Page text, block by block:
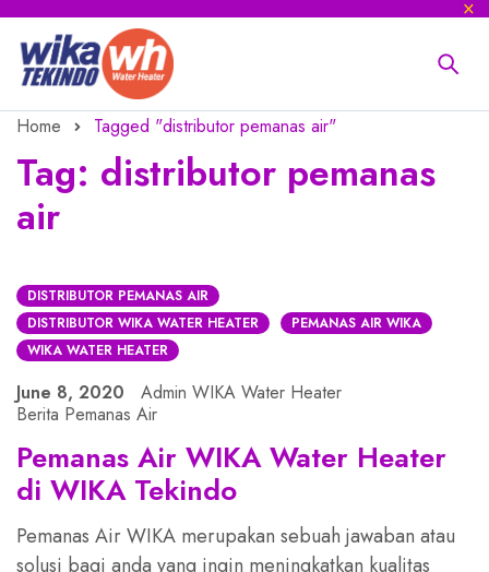
Home Tagged "distributor pemanas air"
Tag: distributor pemanas
air
DISTRIBUTOR PEMANAS AIR
DISTRIBUTOR WIKA WATER HEATER
PEMANAS AIR WIKA
WIKA WATER HEATER
June 8, 2020
Admin WIKA Water Heater
Berita Pemanas Air
Pemanas Air WIKA Water Heater
di WIKA Tekindo
Pemanas Air WIKA merupakan sebuah jawaban atau
solusi bagi anda yang ingin meningkatkan kualitas